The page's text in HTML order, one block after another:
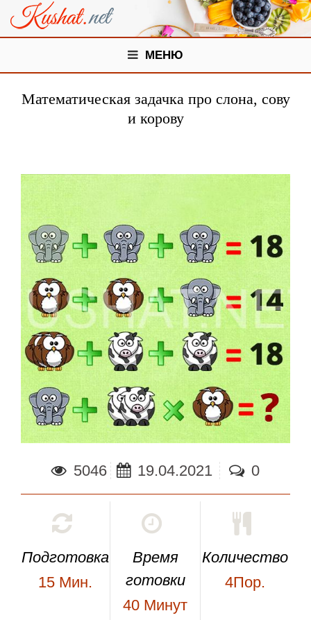
МЕНЮ
Математическая задачка про слона, сову
и корову
5046 19.04.2021 0
Подготовка
15 Мин.
Время
готовки
40 Минут
Количество
4Пор.